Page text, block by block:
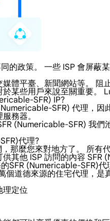
的政策。 一些 ISP 會屏
體平臺、新聞網站等。
於某些用戶來說至關重要
SFR) IP?
SFR) 代理，
務器。
(Numericable-SFR) 我
代理?
那麼您來對地方了。 所有
其他 ISP 訪問的內容 SFR
SFR (Numericable-SFR)代
個道德來源的住宅代理，
理定位